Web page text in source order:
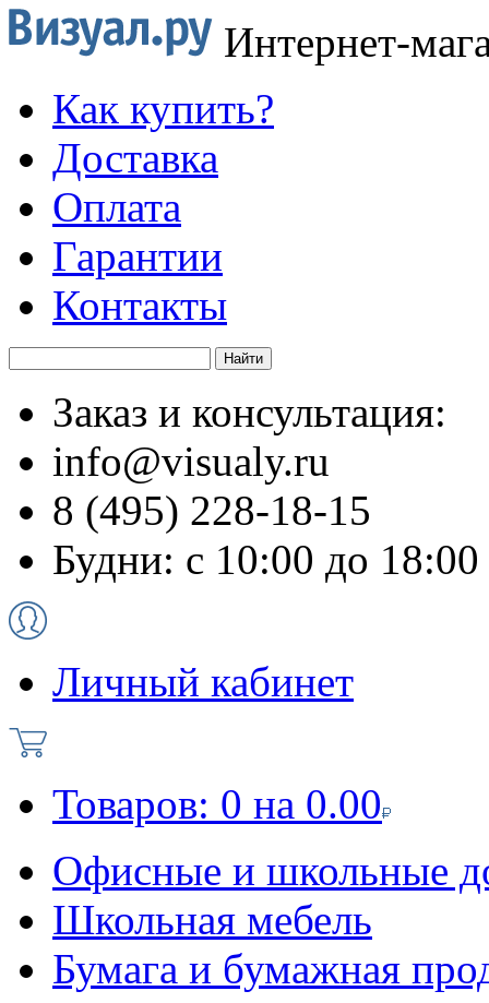
Интернет-
Как купить?
Доставка
Оплата
Гарантии
Контакты
Заказ и консультация:
info@visualy.ru
8 (495) 228-18-15
Будни: с 10:00 до 18:00
Личный кабинет
Товаров: 0 на 0.00
Офисные и школьные
Школьная мебель
Бумага и бумажная